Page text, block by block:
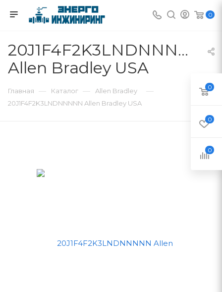
0
20J1F4F2K3LNDNNNNN
Allen Bradley USA
Главная — Каталог — Allen Bradley —
20J1F4F2K3LNDNNNNN Allen Bradley USA
0
0
0